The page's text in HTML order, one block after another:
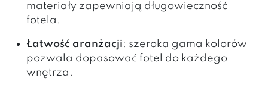
materiały zapewniają długowieczność
fotela.
Łatwość aranżacji: szeroka gama kolorów
pozwala dopasować fotel do każdego
wnętrza.